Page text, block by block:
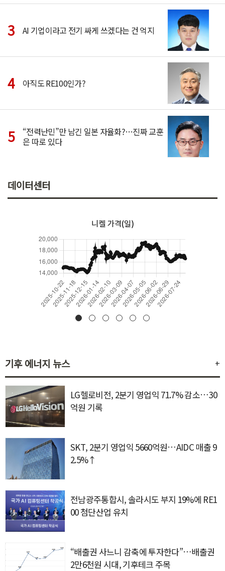
AI 기업이라고 전기 싸게 쓰겠다는 건 억지
아직도 RE100인가?
“전력난민”만 남긴 일본 자율화?…진짜 교훈
은 따로 있다
데이터센터
니켈 가격(일)
기후 에너지 뉴스 +
LG헬로비전, 2분기 영업익 71.7% 감소…30
억원 기록
SKT, 2분기 영업익 5660억원…AIDC 매출 9
2.5%↑
전남광주통합시, 솔라시도 부지 19%에 RE1
00 첨단산업 유치
“배출권 사느니 감축에 투자한다”…배출권
2만6천원 시대, 기후테크 주목